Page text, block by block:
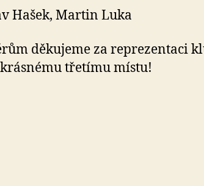
Hašek, Martin Luka
děkujeme za reprezentaci
třetímu místu!